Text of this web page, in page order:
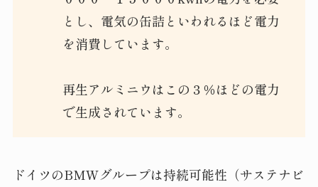
とし、電気の缶詰といわれるほど電力
を消費しています。
再生アルミニウはこの３％ほどの電力
で生成されています。
ドイツのBMWグループは持続可能性（サステナビ